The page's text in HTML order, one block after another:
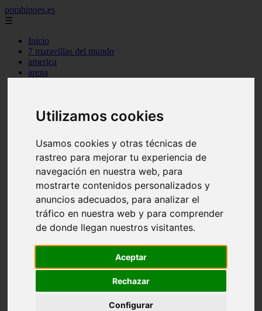
Utilizamos cookies
Usamos cookies y otras técnicas de
rastreo para mejorar tu experiencia de
navegación en nuestra web, para
mostrarte contenidos personalizados y
anuncios adecuados, para analizar el
tráfico en nuestra web y para comprender
de donde llegan nuestros visitantes.
Aceptar
Rechazar
Configurar
porahinoes.es
☰
Inicio
7 maravillas del mundo
america
arena
c entre rios
c generalidades del pais
c neuquen
c provincias
c santa fe
c tierra de fuego
c tucuman
c zona austral
carmen
category
live
naturaleza